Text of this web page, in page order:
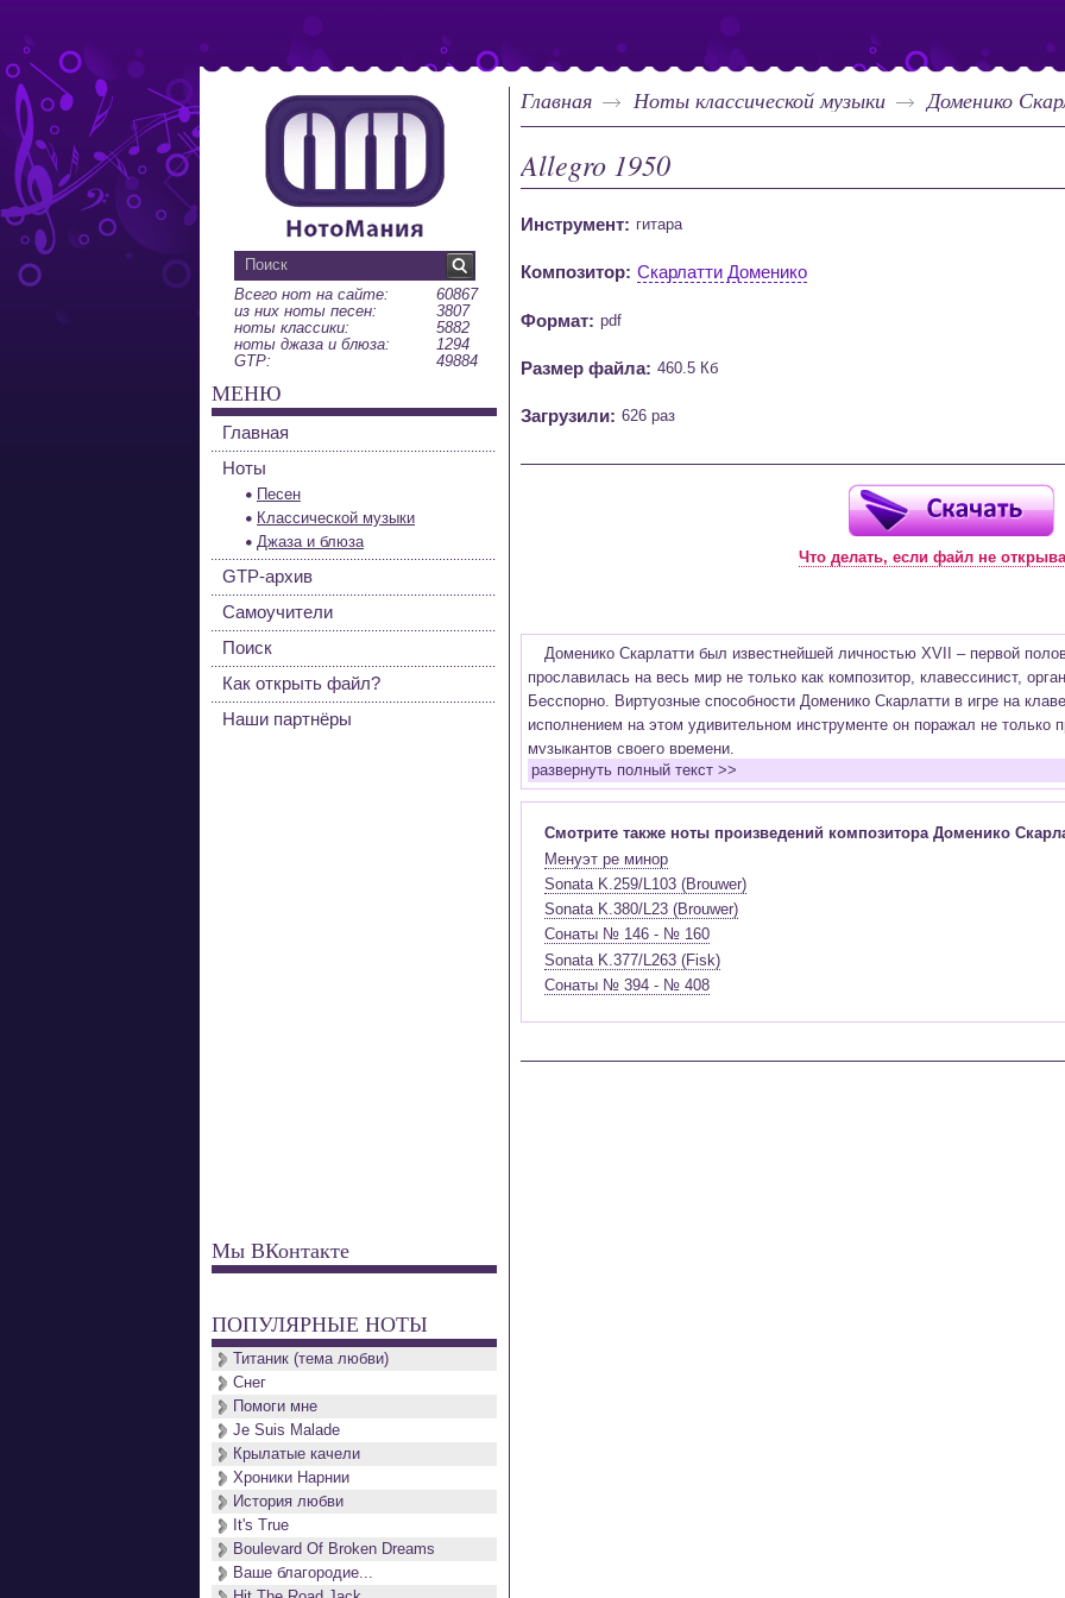
Главная Ноты классической музыки Доменико
Allegro 1950
Инструмент: гитара
Композитор: Скарлатти Доменико
Формат: pdf
Размер файла: 460.5 Кб
Загрузили: 626 раз
Что делать, если файл не
Доменико Скарлатти был известнейшей личностью XVII – первой
прославилась на весь мир не только как композитор, клавессинист,
Бесспорно. Виртуозные способности Доменико Скарлатти в игре на
исполнением на этом удивительном инструменте он поражал не только
музыкантов своего времени.
Некоторые искусствоведы проводят прочные нити сравнения
Амадея Моцарта. И, действительно, параллели двух разных жизней
новаторами в области музыкальных форм и их трактовке. Оба
музыкальной культуры и искусства своего времени и заработали
по странам нашей огромной планеты.
В творческое наследие Доменико Скарлатти входит огромное
которых он творил. Среди них оперы, духовная музыка, сочинения
занимают клавирные одночастные произведения, которые позднее стали
них воедино сплетены такие черты как скерцозность и лирическое
Но, к сожалению, лишь небольшая часть произведений Доменико
развернуть полный текст >>
Смотрите также ноты произведений композитора Доменико
Менуэт ре минор
Sonata K.259/L103 (Brouwer)
Sonata K.380/L23 (Brouwer)
Сонаты № 146 - № 160
Sonata K.377/L263 (Fisk)
Сонаты № 394 - № 408
Всего нот на сайте:
60867
из них ноты песен:
3807
ноты классики:
5882
ноты джаза и блюза:
1294
GTP:
49884
МЕНЮ
Главная
Ноты
Песен
Классической музыки
Джаза и блюза
GTP-архив
Самоучители
Поиск
Как открыть файл?
Наши партнёры
Мы ВКонтакте
ПОПУЛЯРНЫЕ НОТЫ
Титаник (тема любви)
Снег
Помоги мне
Je Suis Malade
Крылатые качели
Хроники Нарнии
История любви
It's True
Boulevard Of Broken Dreams
Ваше благородие...